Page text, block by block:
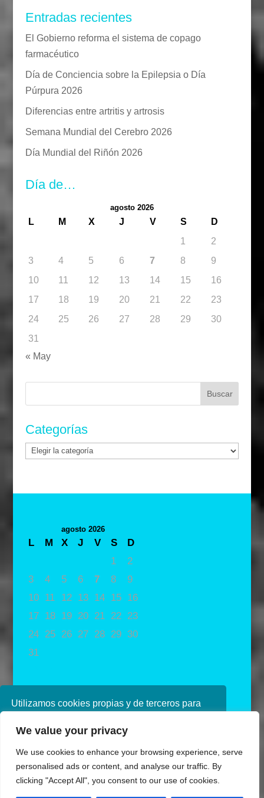
Utilizamos cookies propias y de terceros para
navegando, consideramos que acepta su uso.
política de cookies consulte nuestra
Política de
privacidad
We value your privacy
We use cookies to enhance your browsing experience, serve
personalised ads or content, and analyse our traffic. By
clicking "Accept All", you consent to our use of cookies.
Entradas recientes
El Gobierno reforma el sistema de copago
farmacéutico
Día de Conciencia sobre la Epilepsia o Día
Púrpura 2026
Diferencias entre artritis y artrosis
Semana Mundial del Cerebro 2026
Día Mundial del Riñón 2026
Día de…
agosto 2026
L M X J V S
D
1
2
3
4 5 6 7 8
9
10
11 12 13 14 15
16
17
18 19 20 21 22
23
24
25 26 27 28 29
30
31
« May
Categorías
Categorías
agosto 2026
L M X J V S
D
1
2
3
4 5 6 7 8
9
10
11 12 13 14 15
16
17
18 19 20 21 22
23
24
25 26 27 28 29 30
31